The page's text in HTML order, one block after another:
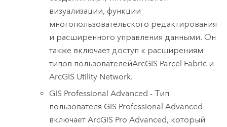
визуализации, функции
многопользовательского редактирования
и расширенного управления данными. Он
также включает доступ к расширениям
типов пользователейArcGIS Parcel Fabric и
ArcGIS Utility Network.
GIS Professional Advanced - Тип
пользователя GIS Professional Advanced
включаетArcGIS Pro Advanced, который